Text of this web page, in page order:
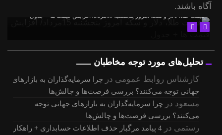
آگاه باشند.
قیمت طلا، دلار و سکه امروز پنجشنبه 15مرداد/ افزایش قیمت ها + جدول
تحلیل‌های مورد توجه مخاطبان
کارشناس روابط عمومی در
چرا سرمایه‌گذاران به بازارهای
جهانی توجه می‌کنند؟ بررسی فرصت‌ها و چالش‌ها
مسعود در
چرا سرمایه‌گذاران به بازارهای جهانی توجه
می‌کنند؟ بررسی فرصت‌ها و چالش‌ها
رستمی در 4 پیامد مرگبار حذف اطلاعات حسابداری + راهکار